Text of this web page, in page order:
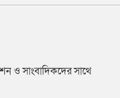
ও সাংবাদিকদের সাথে